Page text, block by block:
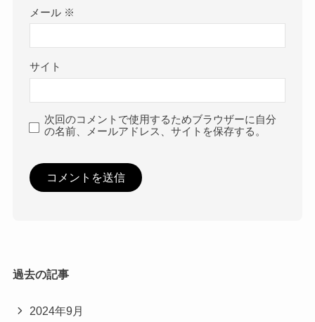
メール ※
サイト
次回のコメントで使用するためブラウザーに自分
の名前、メールアドレス、サイトを保存する。
過去の記事
2024年9月